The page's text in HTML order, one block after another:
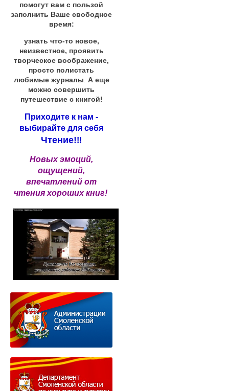
помогут вам с пользой
заполнить Ваше свободное
время:
узнать что-то новое,
неизвестное, проявить
творческое воображение,
просто полистать
любимые журналы А еще
можно совершить
путешествие с книгой!
Приходите к нам -
выбирайте для себя
Чтение!!!
Новых эмоций,
ощущений,
впечатлений от
чтения хороших книг!